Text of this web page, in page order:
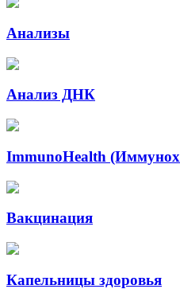
Анализы
Анализ ДНК
ImmunoHealth
Вакцинация
Капельницы здоровья